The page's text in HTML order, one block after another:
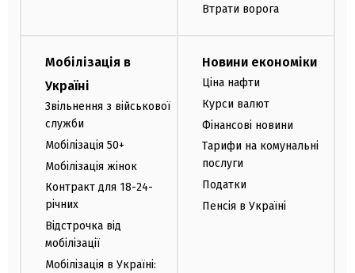
Втрати ворога
Мобілізація в
Україні
Звільнення з військової
служби
Мобілізація 50+
Мобілізація жінок
Контракт для 18-24-
річних
Відстрочка від
мобілізації
Мобілізація в Україні:
Новини економіки
Ціна нафти
Курси валют
Фінансові новини
Тарифи на комунальні
послуги
Податки
Пенсія в Україні